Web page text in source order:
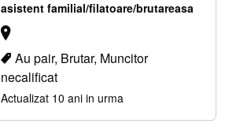
asistent familial/filatoare/brutareasa
Au pair, Brutar, Muncitor
necalificat
Actualizat 10 ani in urma